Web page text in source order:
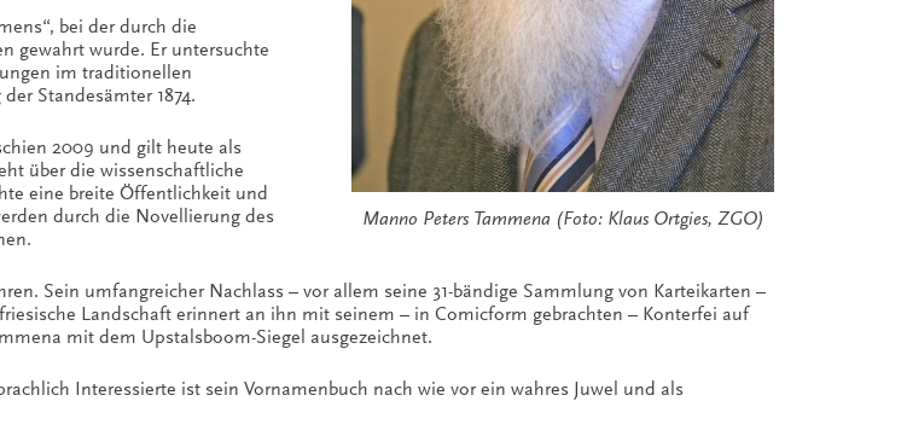
Manno Peters Tammena (Foto: Klaus Ortgies, ZGO)
bei der durch die
gewahrt wurde. Er untersuchte
im traditionellen
Standesämter 1874.
2009 und gilt heute als
über die wissenschaftliche
eine breite Öffentlichkeit und
durch die Novellierung des
Sein umfangreicher Nachlass – vor allem seine 31-bändige Sammlung von Karteikarten –
Landschaft erinnert an ihn mit seinem – in Comicform gebrachten – Konterfei auf
mit dem Upstalsboom-Siegel ausgezeichnet.
Interessierte ist sein Vornamenbuch nach wie vor ein wahres Juwel und als